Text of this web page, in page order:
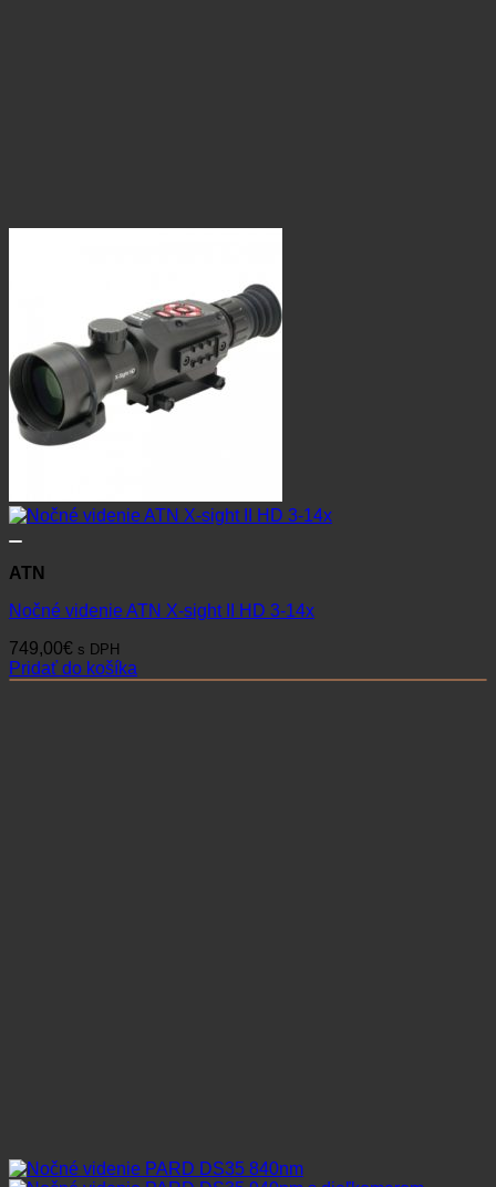
ATN
Nočné videnie ATN X-sight II HD 3-14x
749,00€ s DPH
Pridať do košíka